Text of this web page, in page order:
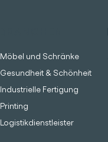
Möbel und Schränke
Gesundheit & Schönheit
Industrielle Fertigung
Printing
Logistikdienstleister